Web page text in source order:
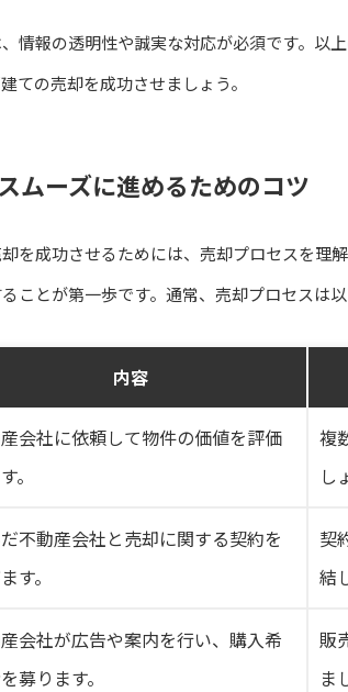
情報の透明性や誠実な対応が必須です。以
ての売却を成功させましょう。
ムーズに進めるためのコツ
を成功させるためには、売却プロセスを理
ことが第一歩です。通常、売却プロセスは
内容
会社に依頼して物件の価値を評価
。
複
し
不動産会社と売却に関する契約を
す。
契
結
会社が広告や案内を行い、購入希
募ります。
販
ま